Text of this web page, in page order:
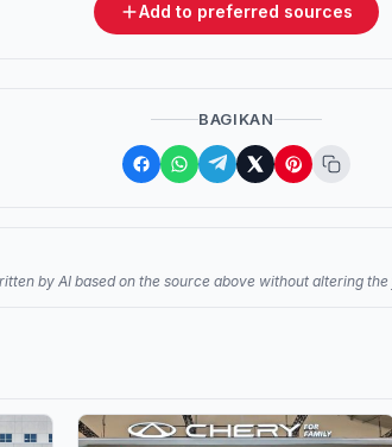
Add to preferred sources
BAGIKAN
by AI based on the source above without altering